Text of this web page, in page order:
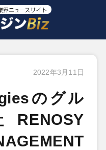
2022年3月11日
のグル